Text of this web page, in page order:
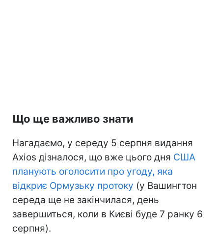
Що ще важливо знати
Нагадаємо, у середу 5 серпня видання
Axios дізналося, що вже цього дня США
планують оголосити про угоду, яка
відкриє Ормузьку протоку (у Вашингтон
середа ще не закінчилася, день
завершиться, коли в Києві буде 7 ранку 6
серпня).